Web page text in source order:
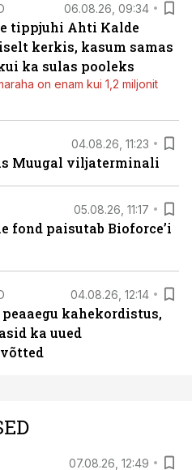
06.08.26, 09:34
tippjuhi Ahti Kalde
kerkis, kasum samas
ka sulas pooleks
on enam kui 1,2 miljonit
04.08.26, 11:23
Muugal viljaterminali
05.08.26, 11:17
fond paisutab Bioforce’i
04.08.26, 12:14
kahekordistus,
ka uued
07.08.26, 12:49